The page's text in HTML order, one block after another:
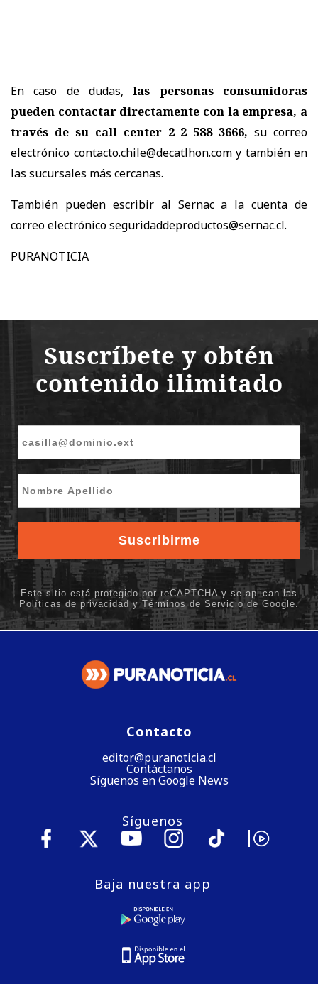
En caso de dudas,las personas consumidoras
pueden contactar directamente con la empresa, a
través de su call center 2 2 588 3666, su correo
electrónico contacto.chile@decatlhon.com y también en
las sucursales más cercanas.
También pueden escribir al Sernac a la cuenta de
correo electrónico seguridaddeproductos@sernac.cl.
PURANOTICIA
Contacto
editor@puranoticia.cl
Contáctanos
Síguenos en Google News
Síguenos
Baja nuestra app